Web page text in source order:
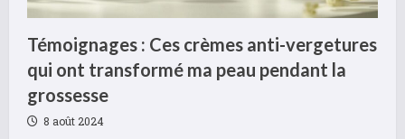
Témoignages : Ces crèmes anti-vergetures
qui ont transformé ma peau pendant la
grossesse
8 août 2024